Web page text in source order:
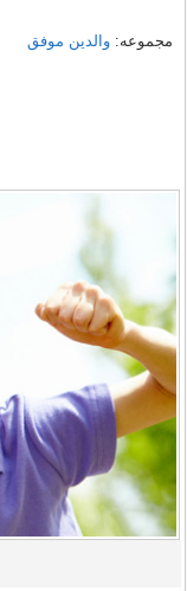
مجموعه:والدین موفق